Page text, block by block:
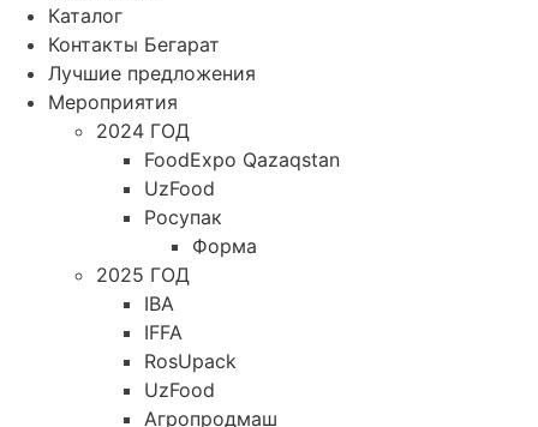
Каталог
Контакты Бегарат
Лучшие предложения
Мероприятия
2024 ГОД
FoodExpo Qazaqstan
UzFood
Росупак
Форма
2025 ГОД
IBA
IFFA
RosUpack
UzFood
Агропродмаш